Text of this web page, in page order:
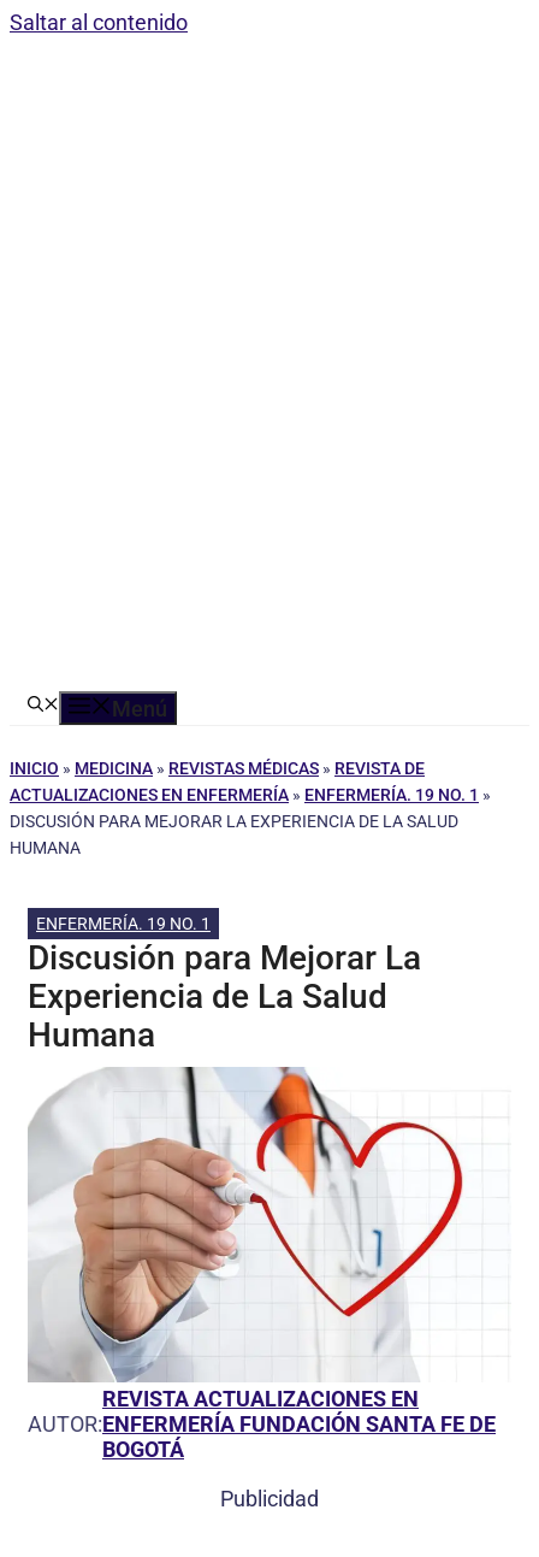
Saltar al contenido
Menú
INICIO » MEDICINA » REVISTAS MÉDICAS » REVISTA DE
ACTUALIZACIONES EN ENFERMERÍA » ENFERMERÍA. 19 NO. 1 »
DISCUSIÓN PARA MEJORAR LA EXPERIENCIA DE LA SALUD
HUMANA
ENFERMERÍA. 19 NO. 1
Discusión para Mejorar La
Experiencia de La Salud
Humana
AUTOR:
REVISTA ACTUALIZACIONES EN
ENFERMERÍA FUNDACIÓN SANTA FE DE
BOGOTÁ
Publicidad